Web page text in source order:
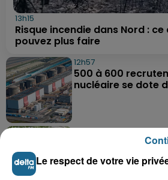
13h15
Risque incendie dans Nord : ce
pouvez plus faire
12h57
500 à 600
nucléaire se dote
11h56
Wimille : la
Le respect de votre vie